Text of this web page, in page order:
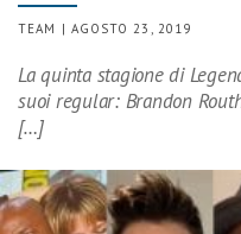
TEAM | AGOSTO 23, 2019
La quinta stagione di
suoi regular: Brandon
[…]